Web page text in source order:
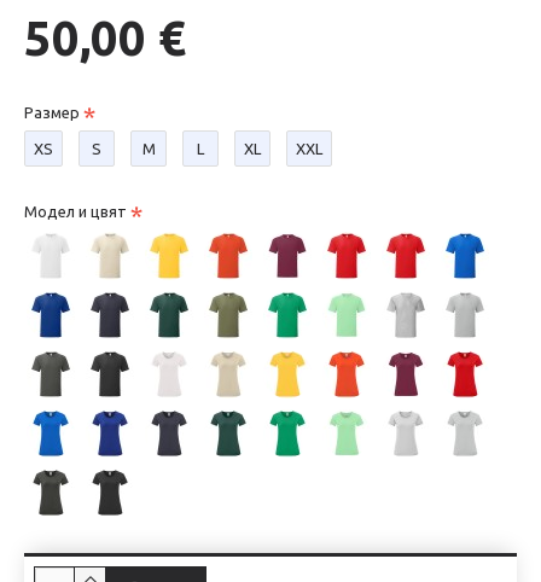
50,00 €
Размер
XS S М L XL XXL
Модел и цвят